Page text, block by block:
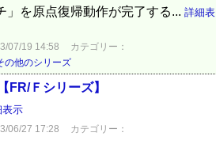
」を原点復帰動作が完了する... 詳細表
07/19 14:58
カテゴリー：
の他のシリーズ
Ｆシリーズ】
表示
06/27 17:28
カテゴリー：